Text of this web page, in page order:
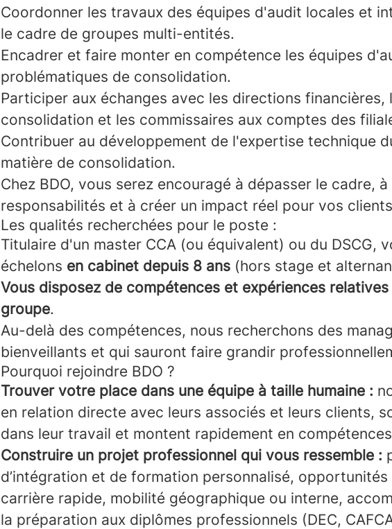
Coordonner les travaux des équipes d'audit locales et
le cadre de groupes multi-entités.
Encadrer et faire monter en compétence les équipes
problématiques de consolidation.
Participer aux échanges avec les directions financières,
consolidation et les commissaires aux comptes des
Contribuer au développement de l'expertise technique
matière de consolidation.
Chez BDO, vous serez encouragé à dépasser le cadre,
responsabilités et à créer un impact réel pour vos
Les qualités recherchées pour le poste :
Titulaire d'un master CCA (ou équivalent) ou du DSCG,
échelons en cabinet depuis 8 ans (hors stage et
Vous disposez de compétences et expériences
groupe.
Au-delà des compétences, nous recherchons des
bienveillants et qui sauront faire grandir
Pourquoi rejoindre BDO ?
Trouver votre place dans une équipe à taille humaine :
en relation directe avec leurs associés et leurs clients,
dans leur travail et montent rapidement en
Construire un projet professionnel qui vous ressemble :
d’intégration et de formation personnalisé, opportunités
carrière rapide, mobilité géographique ou interne,
la préparation aux diplômes professionnels (DEC,